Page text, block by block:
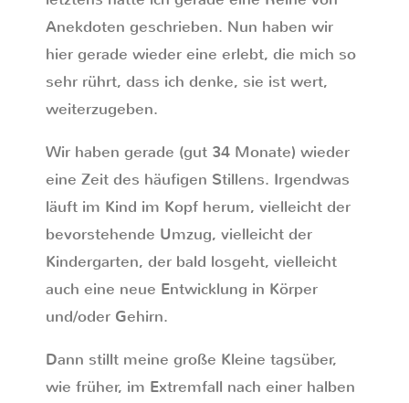
Anekdoten geschrieben. Nun haben wir
hier gerade wieder eine erlebt, die mich so
sehr rührt, dass ich denke, sie ist wert,
weiterzugeben.
Wir haben gerade (gut 34 Monate) wieder
eine Zeit des häufigen Stillens. Irgendwas
läuft im Kind im Kopf herum, vielleicht der
bevorstehende Umzug, vielleicht der
Kindergarten, der bald losgeht, vielleicht
auch eine neue Entwicklung in Körper
und/oder Gehirn.
Dann stillt meine große Kleine tagsüber,
wie früher, im Extremfall nach einer halben